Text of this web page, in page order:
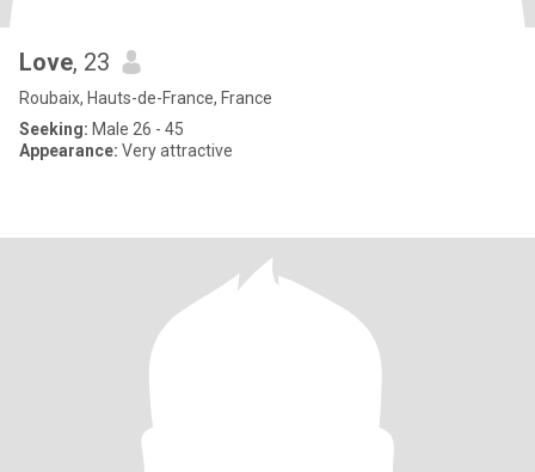
Love, 23
Roubaix, Hauts-de-France, France
Seeking: Male 26 - 45
Appearance: Very attractive